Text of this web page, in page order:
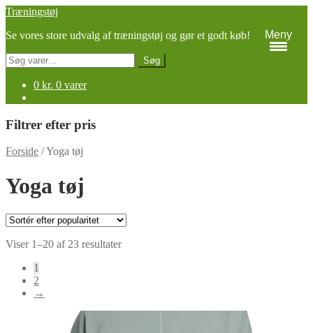
Spring
navigation
Spring
indhold
Træningstøj
Se vores store udvalg af træningstøj og gør et godt køb!
Søg
efter:
Søg
0 kr. 0 varer
Filtrer efter pris
Forside /Yoga tøj
Yoga tøj
Viser 1–20 af 23 resultaterSorteret
1
2
→
Meny